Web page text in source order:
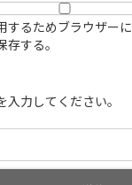
するためブラウザー
存する。
入力してください。